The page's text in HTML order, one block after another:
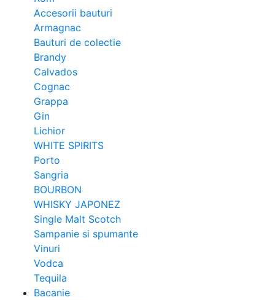
Accesorii bauturi
Armagnac
Bauturi de colectie
Brandy
Calvados
Cognac
Grappa
Gin
Lichior
WHITE SPIRITS
Porto
Sangria
BOURBON
WHISKY JAPONEZ
Single Malt Scotch
Sampanie si spumante
Vinuri
Vodca
Tequila
Bacanie